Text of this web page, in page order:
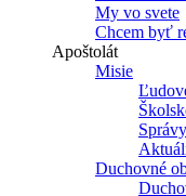
My vo svete
Chcem byť
Apoštolát
Misie
Duchovné